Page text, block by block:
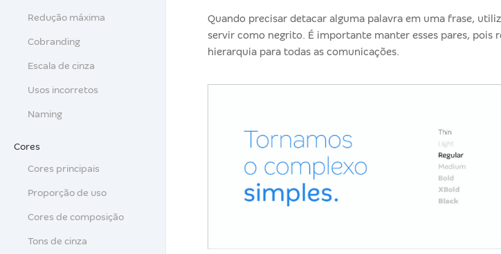
Redução máxima
Cobranding
Escala de cinza
Usos incorretos
Naming
Cores
Cores principais
Proporção de uso
Cores de composição
Tons de cinza
Quando precisar detacar alguma palavra em uma frase,
servir como negrito. É importante manter esses pares, pois
hierarquia para todas as comunicações.